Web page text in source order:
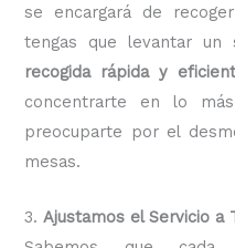
se encargará de
tengas que levantar un
recogida rápida y
concentrarte en lo
preocuparte por el
mesas.
3.Ajustamos el Servicio a